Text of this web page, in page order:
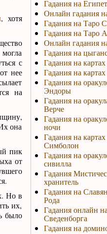
, хотя
с
нее
на
она
пик
от
Но в
их,
было
Гадания на
Онлайн гадания
Гадания на Таро
Гадания на Таро
Онлайн гадания
Гадания на
Гадания на
Гадания на
Гадания на
Эндоры
Гадания на
Верче
Гадания на
ночи
Гадания на картах
Симболон
Гадания на
сивилла
Гадания
хранитель
Гадания на
Рода
Гадания онлайн
Сведенборга
Гадания на